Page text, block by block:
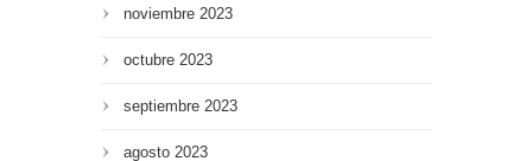
noviembre 2023
octubre 2023
septiembre 2023
agosto 2023